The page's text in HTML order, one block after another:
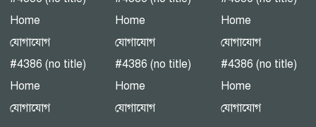
পটুয়াখালীতে গণঅধিকার
পরিষদের জনসভা
এনইআইআর বাস্তবায়নে নয়া
বিতর্ক: সুরক্ষার নীতি, নাকি
Home
যোগাযোগ
Home
যোগাযোগ
Home
যোগাযোগ
#4386 (no title)
Home
যোগাযোগ
#4386 (no title)
Home
যোগাযোগ
#4386 (no title)
Home
যোগাযোগ